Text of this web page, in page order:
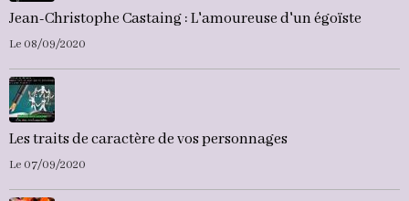
Jean-Christophe Castaing : L'amoureuse d'un égoïste
Le 08/09/2020
Les traits de caractère de vos personnages
Le 07/09/2020